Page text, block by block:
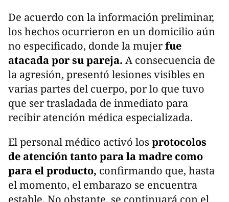
De acuerdo con la información preliminar,
los hechos ocurrieron en un domicilio aún
no especificado, donde la mujerfue
atacada por su pareja. A consecuencia de
la agresión, presentó lesiones visibles en
varias partes del cuerpo, por lo que tuvo
que ser trasladada de inmediato para
recibir atención médica especializada.
El personal médico activó los protocolos
de atención tanto para la madre como
para el producto, confirmando que, hasta
el momento, el embarazo se encuentra
estable. No obstante, se continuará con el